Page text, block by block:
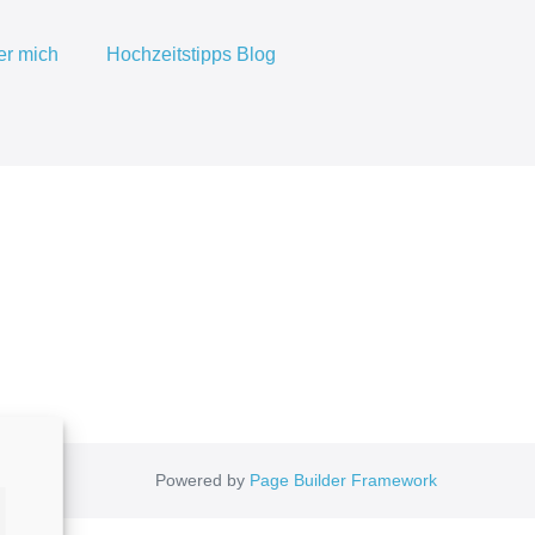
mich Hochzeitstipps Blog
Powered by Page Builder Framework